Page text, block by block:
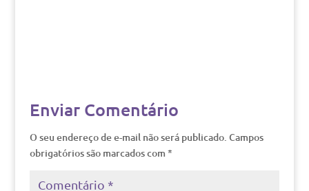
Enviar Comentário
O seu endereço de e-mail não será publicado. Campos
obrigatórios são marcados com *